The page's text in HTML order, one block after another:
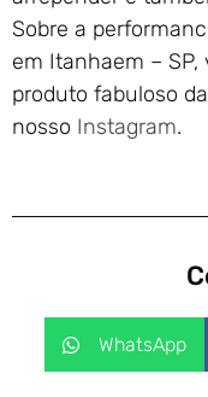
Sobre a
em Itanhaem –
produto fabuloso
nosso Instagram.
WhatsApp